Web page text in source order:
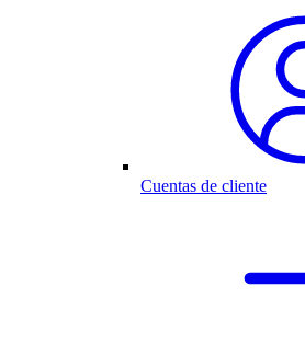
Cuentas de cliente